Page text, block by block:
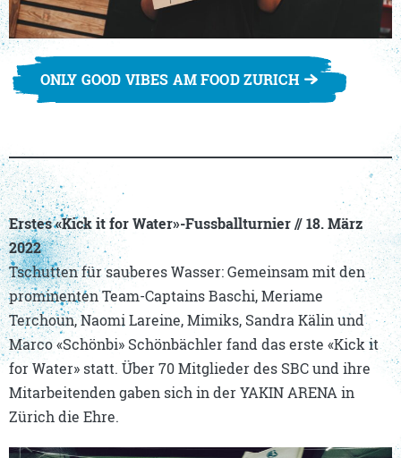
ONLY GOOD VIBES AM FOOD ZURICH
Erstes «Kick it for Water»-Fussballturnier // 18. März
2022
Tschutten für sauberes Wasser: Gemeinsam mit den
prominenten Team-Captains Baschi, Meriame
Terchoun, Naomi Lareine, Mimiks, Sandra Kälin und
Marco «Schönbi» Schönbächler fand das erste «Kick it
for Water» statt. Über 70 Mitglieder des SBC und ihre
Mitarbeitenden gaben sich in der YAKIN ARENA in
Zürich die Ehre.